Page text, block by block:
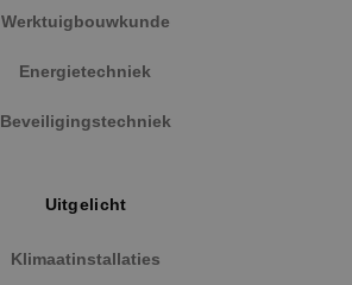
Werktuigbouwkunde
Energietechniek
Beveiligingstechniek
Uitgelicht
Klimaatinstallaties